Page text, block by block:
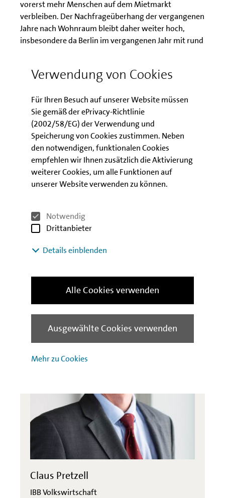
Verwendung von Cookies
Für Ihren Besuch auf unserer Website müssen
Sie gemäß der ePrivacy-Richtlinie
(2002/58/EG) der Verwendung und
Speicherung von Cookies zustimmen. Neben
den notwendigen, funktionalen Cookies
empfehlen wir Ihnen zusätzlich die Aktivierung
weiterer Cookies, um alle Funktionen auf
unserer Website verwenden zu können.
Notwendig
Drittanbieter
Details einblenden
Mehr zu Cookies
Ausgewählte Cookies verwenden
Alle Cookies verwenden
vorerst mehr Menschen auf dem Mietmarkt
verbleiben. Der Nachfrageüberhang der vergangenen
Jahre nach Wohnraum bleibt daher weiter hoch,
insbesondere da Berlin im vergangenen Jahr mit rund
weiterhin gewachsen ist. Laut unseren Prognosen
des Bedarfs nötig, wobei insbesondere eine hohe
Nachfrage nach bezahlbaren, mittelgroßen
Wohnungen besteht.
Download
abgeschüttelt
Claus Pretzell
IBB Volkswirtschaft